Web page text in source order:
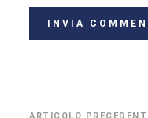
ARTICOLO